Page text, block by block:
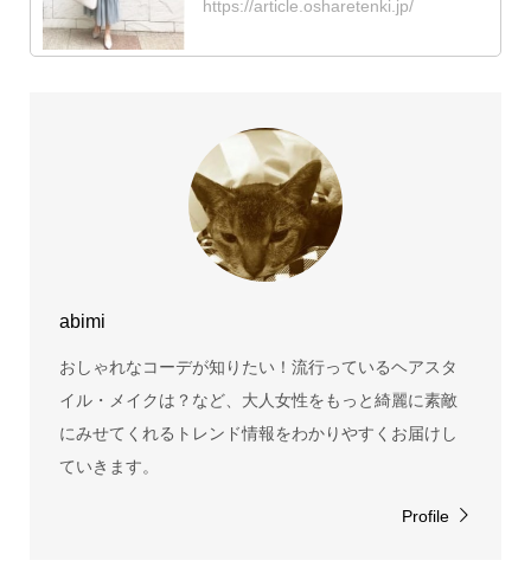
https://article.osharetenki.jp/
abimi
おしゃれなコーデが知りたい！流行っているヘアスタ
イル・メイクは？など、大人女性をもっと綺麗に素敵
にみせてくれるトレンド情報をわかりやすくお届けし
ていきます。
Profile